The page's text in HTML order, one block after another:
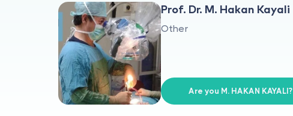
Prof. Dr. M. Hakan Kayali
Other
Are you M. HAKAN KAYALI?